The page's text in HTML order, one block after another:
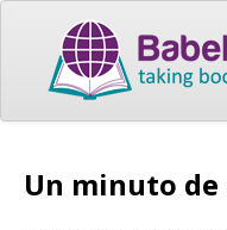
Un minuto